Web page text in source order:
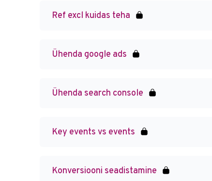
Ref excl kuidas teha
Ühenda google ads
Ühenda search console
Key events vs events
Konversiooni seadistamine